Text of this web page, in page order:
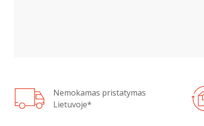
Nemokamas pristatymas
Lietuvoje*